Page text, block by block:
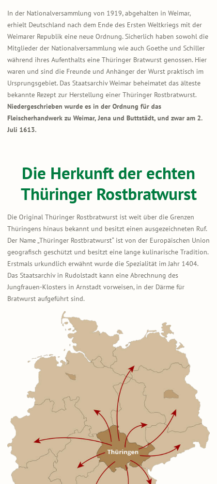
In der Nationalversammlung von 1919, abgehalten in Weimar,
erhielt Deutschland nach dem Ende des Ersten Weltkriegs mit der
Weimarer Republik eine neue Ordnung. Sicherlich haben sowohl die
Mitglieder der Nationalversammlung wie auch Goethe und Schiller
während ihres Aufenthalts eine Thüringer Bratwurst genossen. Hier
waren und sind die Freunde und Anhänger der Wurst praktisch im
Ursprungsgebiet. Das Staatsarchiv Weimar beheimatet das älteste
bekannte Rezept zur Herstellung einer Thüringer Rostbratwurst.
Niedergeschrieben wurde es in der Ordnung für das
Fleischerhandwerk zu Weimar, Jena und Buttstädt, und zwar am 2.
Juli 1613.
Die Herkunft der echten
Thüringer Rostbratwurst
Die Original Thüringer Rostbratwurst ist weit über die Grenzen
Thüringens hinaus bekannt und besitzt einen ausgezeichneten Ruf.
Der Name „Thüringer Rostbratwurst“ ist von der Europäischen Union
geografisch geschützt und besitzt eine lange kulinarische Tradition.
Erstmals urkundlich erwähnt wurde die Spezialität im Jahr 1404.
Das Staatsarchiv in Rudolstadt kann eine Abrechnung des
Jungfrauen-Klosters in Arnstadt vorweisen, in der Därme für
Bratwurst aufgeführt sind.